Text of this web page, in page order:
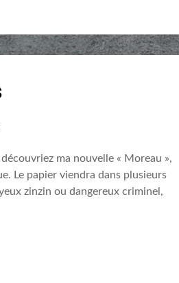
ma nouvelle « Moreau »,
Le papier viendra dans plusieurs
zinzin ou dangereux criminel,